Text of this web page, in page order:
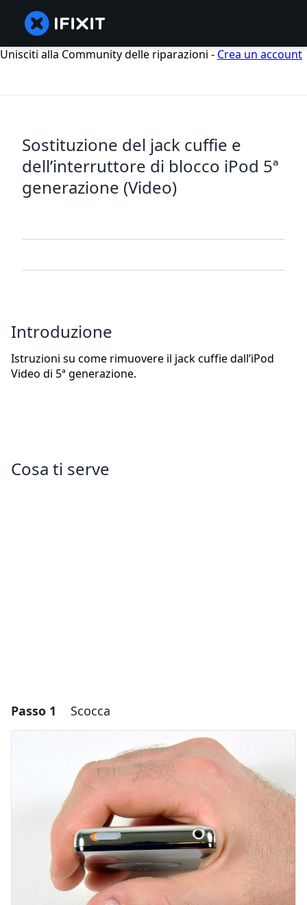
Unisciti alla Community delle riparazioni - Crea un account
Sostituzione del jack cuffie e
dell’interruttore di blocco iPod 5ª
generazione (Video)
Introduzione
Istruzioni su come rimuovere il jack cuffie dall’iPod
Video di 5ª generazione.
Cosa ti serve
Passo 1 Scocca